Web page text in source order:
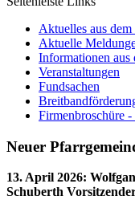
Aktuelles aus dem
Aktuelle
Informationen aus
Veranstaltungen
Fundsachen
Firmenbroschüre
Neuer
13. April 2026:
Schuberth